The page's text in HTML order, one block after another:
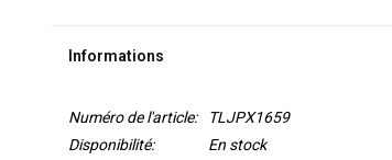
Informations
Numéro de l'article:
TLJPX1659
Disponibilité:
En stock